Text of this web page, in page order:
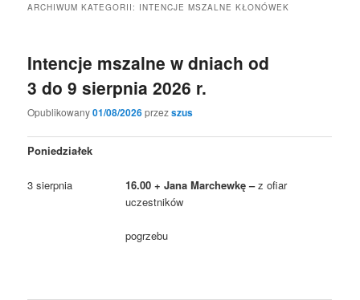
ARCHIWUM KATEGORII: INTENCJE MSZALNE KŁONÓWEK
Intencje mszalne w dniach od
3 do 9 sierpnia 2026 r.
Opublikowany01/08/2026przezszus
Poniedziałek
3 sierpnia 16.00 + Jana Marchewkę –z ofiar
uczestników
pogrzebu